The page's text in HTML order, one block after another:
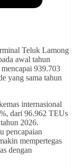
Teluk Lamong
awal tahun
939.703
yang sama tahun
internasional
dari 96.962 TEUs
2026.
pencapaian
mempertegas
dengan